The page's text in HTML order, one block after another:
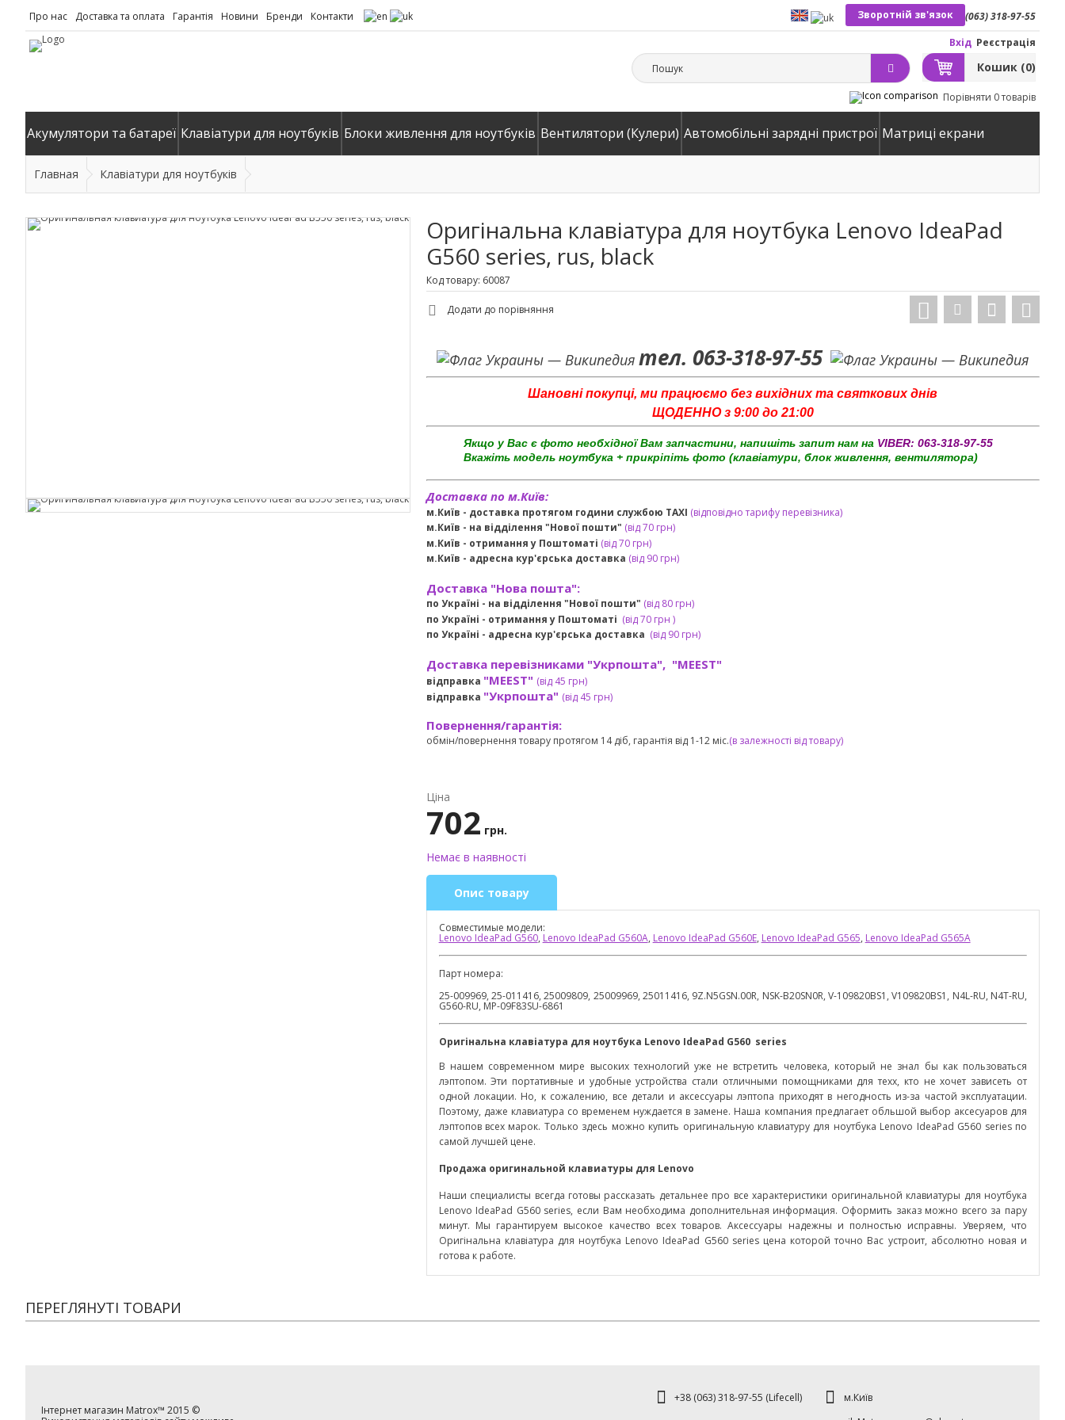
Про нас Доставка та оплата Гарантія Новини Бренди Контакти (063) 318-97-55
Зворотній зв'язок
Вхід Реєстрація
Кошик (0)
Порівняти 0 товарів
Акумулятори та батареї Клавіатури для ноутбуків Блоки живлення для ноутбуків Вентилятори (Кулери) Автомобільні зарядні пристрої Матриці екрани
Главная Клавіатури для ноутбуків
Оригінальна клавіатура для ноутбука Lenovo IdeaPad
G560 series, rus, black
Код товару: 60087
Додати до порівняння
тел. 063-318-97-55
Шановні покупці, ми працюємо без вихідних та святкових днів
ЩОДЕННО з 9:00 до 21:00
Якщо у Вас є фото необхідної Вам запчастини, напишіть запит нам на VIBER: 063-318-97-55
Вкажіть модель ноутбука + прикріпіть фото (клавіатури, блок живлення, вентилятора)
Доставка по м.Київ:
м.Київ - доставка протягом години службою TAXI (відповідно тарифу перевізника)
м.Київ - на відділення "Нової пошти" (від 70 грн)
м.Київ - отримання у Поштоматі (від 70 грн)
м.Київ - адресна кур'єрська доставка (від90 грн)
Доставка "Нова пошта":
по Україні - на відділення "Нової пошти" (від 80 грн)
по Україні - отримання у Поштоматі (від 70 грн )
по Україні - адресна кур'єрська доставка (від90 грн)
Доставка перевізниками "Укрпошта", "MEEST"
відправка "MEEST" (від 45 грн)
відправка "Укрпошта" (від 45 грн)
Повернення/гарантія:
обмін/повернення товару протягом 14 діб, гарантія від 1-12 міс.(в залежності від товару)
Ціна
702 грн.
Немає в наявності
Опис товару
Совместимые модели:
Lenovo IdeaPad G560, Lenovo IdeaPad G560A, Lenovo IdeaPad G560E, Lenovo IdeaPad G565, Lenovo IdeaPad G565A
Парт номера:
25-009969, 25-011416, 25009809, 25009969, 25011416, 9Z.N5GSN.00R, NSK-B20SN0R, V-109820BS1, V109820BS1, N4L-RU, N4T-RU,
G560-RU, MP-09F83SU-6861
Оригінальна клавіатура для ноутбука Lenovo IdeaPad G560 series
В нашем современном мире высоких технологий уже не встретить человека, который не знал бы как пользоваться
лэптопом. Эти портативные и удобные устройства стали отличными помощниками для техх, кто не хочет зависеть от
одной локации. Но, к сожалению, все детали и аксессуары лэптопа приходят в негодность из-за частой эксплуатации.
Поэтому, даже клавиатура со временем нуждается в замене. Наша компания предлагает обльшой выбор аксесуаров для
лэптопов всех марок. Только здесь можно купить оригинальную клавиатуру для ноутбука Lenovo IdeaPad G560 series по
самой лучшей цене.
Продажа оригинальной клавиатуры для Lenovo
Наши специалисты всегда готовы рассказать детальнее про все характеристики оригинальной клавиатуры для ноутбука
Lenovo IdeaPad G560 series, если Вам необходима дополнительная информация. Оформить заказ можно всего за пару
минут. Мы гарантируем высокое качество всех товаров. Аксессуары надежны и полностью исправны. Уверяем, что
Оригінальна клавіатура для ноутбука Lenovo IdeaPad G560 series цена которой точно Вас устроит, абсолютно новая и
готова к работе.
ПЕРЕГЛЯНУТІ ТОВАРИ
Інтернет магазин Matrox™ 2015 ©
+38 (063) 318-97-55 (Lifecell)
м.Київ